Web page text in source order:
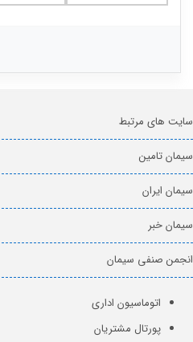
سایت های مرتبط
سیمان تامین
سیمان ایران
سیمان خبر
انجمن صنفی سیمان
اتوماسیون اداری
پورتال مشتریان